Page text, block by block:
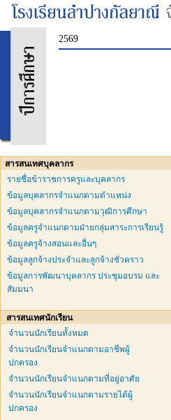
2569
สารสนเทศบุคลากร
รายชื่อข้าราชการครูและบุคลากร
ข้อมูลบุคลากรจำแนกตามตำแหน่ง
ข้อมูลบุคลากรจำแนกตามวุฒิการศึกษา
ข้อมูลครูจำแนกตามฝ่ายกลุ่มสาระการเรียนรู้
ข้อมูลครูจ้างสอนและอื่นๆ
ข้อมูลลูกจ้างประจำและลูกจ้างชั่วคราว
ข้อมูลการพัฒนาบุคลากร ประชุมอบรม และ
สัมมนา
สารสนเทศนักเรียน
จำนวนนักเรียนทั้งหมด
จำนวนนักเรียนจำแนกตามอาชีพผู้
ปกครอง
จำนวนนักเรียนจำแนกตามที่อยู่อาศัย
จำนวนนักเรียนจำแนกตามรายได้ผู้
ปกครอง